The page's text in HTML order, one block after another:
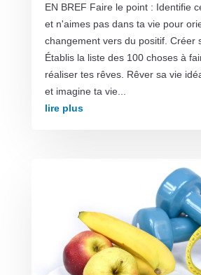
EN BREF Faire le point : Identifie
et n'aimes pas dans ta vie pour
changement vers du positif. Créer
Établis la liste des 100 choses à
réaliser tes rêves. Rêver sa vie
et imagine ta vie...
lire plus